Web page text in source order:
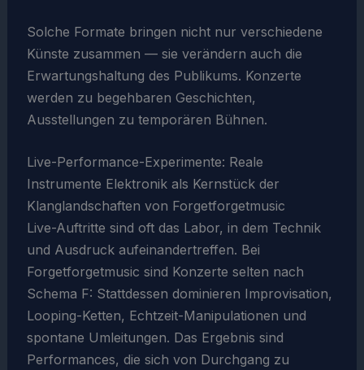
Solche Formate bringen nicht nur verschiedene
Künste zusammen — sie verändern auch die
Erwartungshaltung des Publikums. Konzerte
werden zu begehbaren Geschichten,
Ausstellungen zu temporären Bühnen.
Live-Performance-Experimente: Reale
Instrumente Elektronik als Kernstück der
Klanglandschaften von Forgetforgetmusic
Live-Auftritte sind oft das Labor, in dem Technik
und Ausdruck aufeinandertreffen. Bei
Forgetforgetmusic sind Konzerte selten nach
Schema F: Stattdessen dominieren Improvisation,
Looping-Ketten, Echtzeit-Manipulationen und
spontane Umleitungen. Das Ergebnis sind
Performances, die sich von Durchgang zu